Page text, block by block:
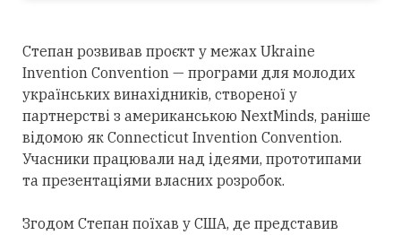
Степан розвивав проєкт у межах Ukraine
Invention Convention — програми для молодих
українських винахідників, створеної у
партнерстві з американською NextMinds, раніше
відомою як Connecticut Invention Convention.
Учасники працювали над ідеями, прототипами
та презентаціями власних розробок.
Згодом Степан поїхав у США, де представив